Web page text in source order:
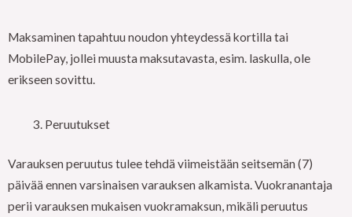
Maksaminen tapahtuu noudon yhteydessä kortilla tai
MobilePay, jollei muusta maksutavasta, esim. laskulla, ole
erikseen sovittu.
Peruutukset
Varauksen peruutus tulee tehdä viimeistään seitsemän (7)
päivää ennen varsinaisen varauksen alkamista. Vuokranantaja
perii varauksen mukaisen vuokramaksun, mikäli peruutus